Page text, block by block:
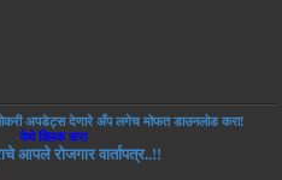
नोकरी अपडेट्स देणारे अँप लगेच मोफत डाउनलोड करा!
येथे क्लिक करा
आपले रोजगार वार्तापत्र..!!